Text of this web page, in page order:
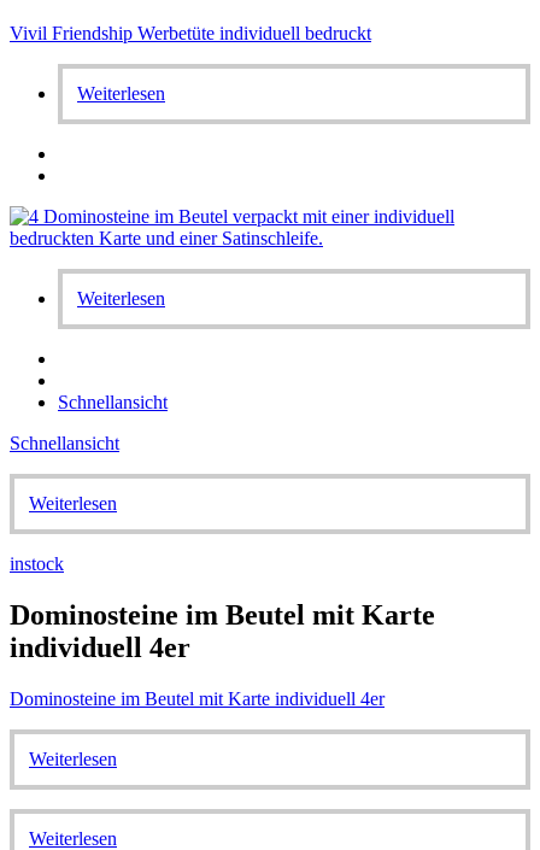
Vivil Friendship Werbetüte individuell bedruckt
Weiterlesen
Weiterlesen
Schnellansicht
Schnellansicht
Weiterlesen
instock
Dominosteine im Beutel mit Karte
individuell 4er
Dominosteine im Beutel mit Karte individuell 4er
Weiterlesen
Weiterlesen